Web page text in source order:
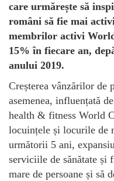
care urmărește să
români să fie mai
membrilor activi
15% în fiecare an,
anului 2019.
Creșterea vânzărilor de
asemenea, influențată
health & fitness World
locuințele și locurile de
următorii 5 ani,
serviciile de sănătate și
mare de persoane și să